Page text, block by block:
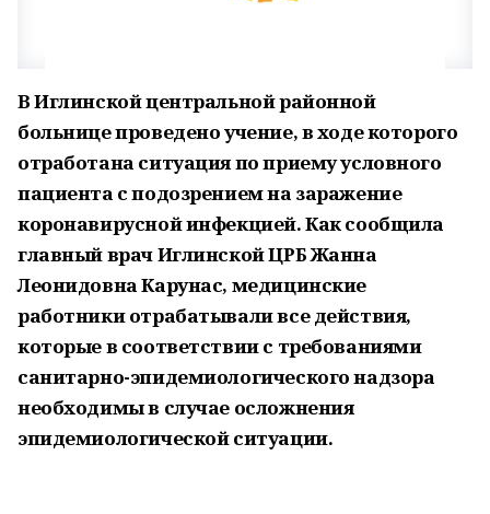
В Иглинской центральной районной
больнице проведено учение, в ходе которого
отработана ситуация по приему условного
пациента с подозрением на заражение
коронавирусной инфекцией. Как сообщила
главный врач Иглинской ЦРБ Жанна
Леонидовна Карунас, медицинские
работники отрабатывали все действия,
которые в соответствии с требованиями
санитарно-эпидемиологического надзора
необходимы в случае осложнения
эпидемиологической ситуации.